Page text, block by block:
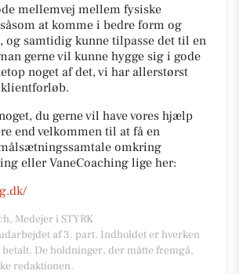
mellemvej mellem fysiske
at komme i bedre form og
og samtidig kunne tilpasse det til en
gerne vil kunne hygge sig i gode
noget af det, vi har allerstørst
du gerne vil have vores hjælp
end velkommen til at få en
omkring
eller VaneCoaching lige her:
Medejer i STYRK
af 3. part. Indholdet er hverken
De holdninger, der måtte fremgå,
redaktionen.